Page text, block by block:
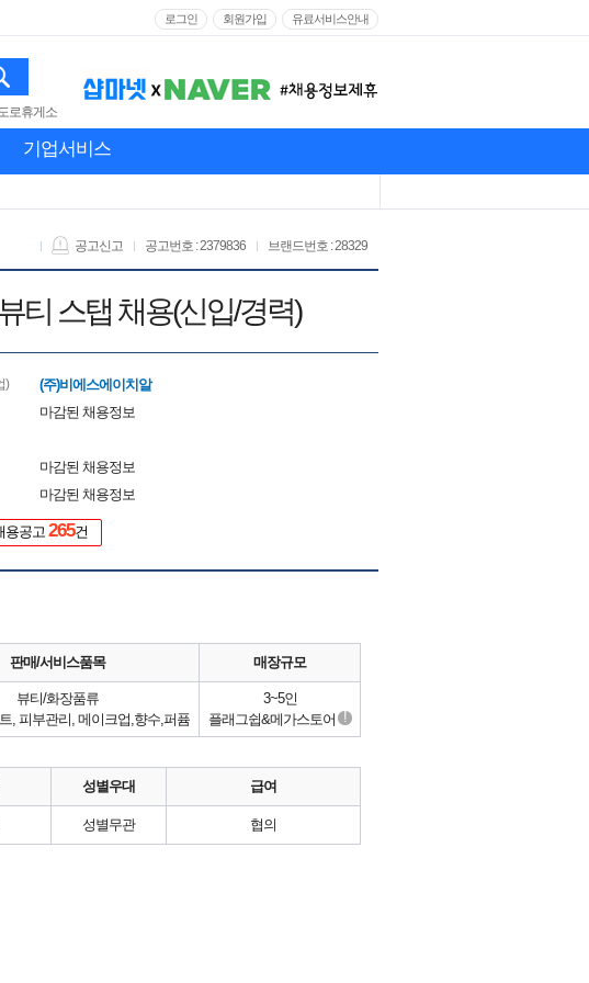
로그인 회원가입 유료서비스안내
로휴게소
기업서비스
브랜드번호 : 28329
공고번호 : 2379836
공고신고
티 스탭 채용(신입/경력)
) (주)비에스에이치알
마감된 채용정보
마감된 채용정보
마감된 채용정보
용공고 265건
판매/서비스품목 매장규모
뷰티/화장품류
, 피부관리, 메이크업,향수,퍼퓸
3~5인
플래그쉽&메가스토어 !
성별우대 급여
성별무관 협의